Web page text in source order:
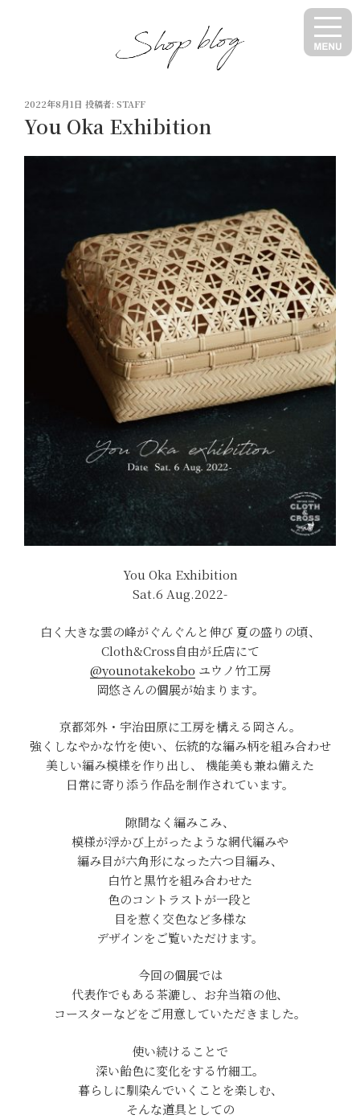
投
稿
日:
2022年8月1日 投稿者: STAFF
You Oka Exhibition
You Oka Exhibition
Sat.6 Aug.2022-
白く大きな雲の峰がぐんぐんと伸び 夏の盛りの頃、
Cloth&Cross自由が丘店にて
@younotakekobo ユウノ竹工房
岡悠さんの個展が始まります。
京都郊外・宇治田原に工房を構える岡さん。
強くしなやかな竹を使い、伝統的な編み柄を組み合わせ
美しい編み模様を作り出し、 機能美も兼ね備えた
日常に寄り添う作品を制作されています。
隙間なく編みこみ、
模様が浮かび上がったような網代編みや
編み目が六角形になった六つ目編み、
白竹と黒竹を組み合わせた
色のコントラストが一段と
目を惹く交色など多様な
デザインをご覧いただけます。
今回の個展では
代表作でもある茶漉し、お弁当箱の他、
コースターなどをご用意していただきました。
使い続けることで
深い飴色に変化をする竹細工。
暮らしに馴染んでいくことを楽しむ、
そんな道具としての